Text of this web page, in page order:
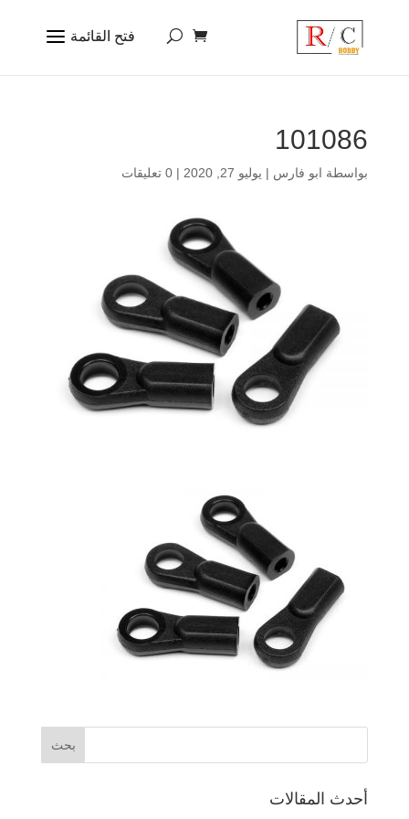
101086
بواسطة ابو فارس | يوليو 27, 2020 | 0 تعليقات
أحدث المقالات